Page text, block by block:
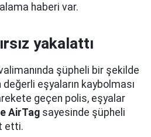
haberi var.
yakalattı
şüpheli bir şekilde
eşyaların kaybolması
geçen polis, eşyalar
AirTag sayesinde şüpheli
etti.